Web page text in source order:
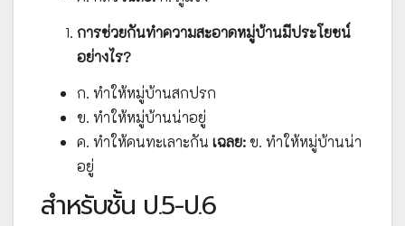
การช่วยกันทำความสะอาดหมู่บ้านมีประโยชน์
อย่างไร?
ก. ทำให้หมู่บ้านสกปรก
ข. ทำให้หมู่บ้านน่าอยู่
ค. ทำให้คนทะเลาะกัน เฉลย:ข. ทำให้หมู่บ้านน่า
อยู่
สำหรับชั้น ป.5-ป.6